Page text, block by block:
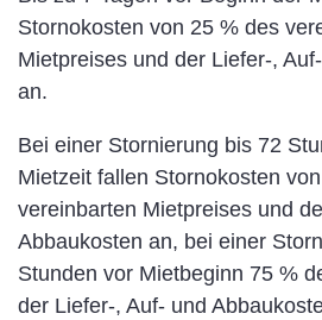
Stornokosten von 25 % des
Mietpreises und der Liefer-,
an.
Bei einer Stornierung bis 72
Mietzeit fallen Stornokosten
vereinbarten Mietpreises und
Abbaukosten an, bei einer
Stunden vor Mietbeginn 75 %
der Liefer-, Auf- und